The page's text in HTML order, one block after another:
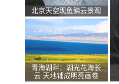
北京天空现鱼鳞云景观
青海湖畔：湖光花海长
云 天地铺成明亮画卷